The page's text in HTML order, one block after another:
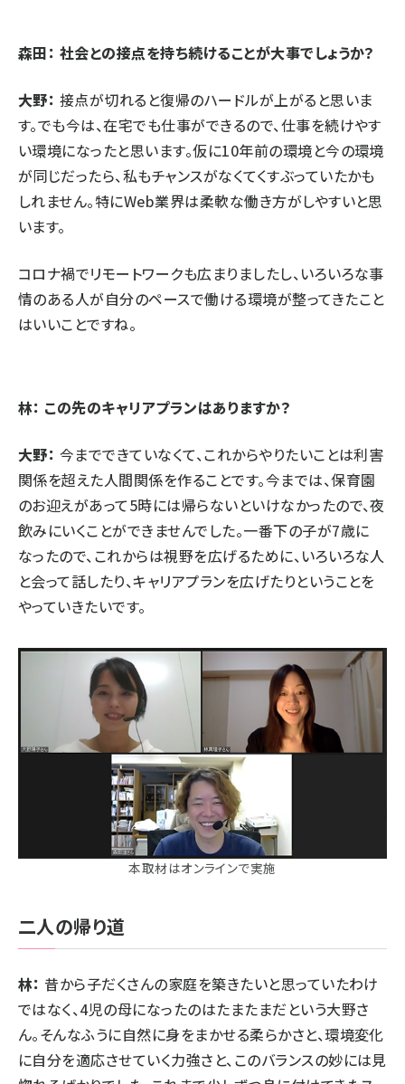
森田： 社会との接点を持ち続けることが大事でしょうか？
大野： 接点が切れると復帰のハードルが上がると思いま
す。でも今は、在宅でも仕事ができるので、仕事を続けやす
い環境になったと思います。仮に10年前の環境と今の環境
が同じだったら、私もチャンスがなくてくすぶっていたかも
しれません。特にWeb業界は柔軟な働き方がしやすいと思
います。
コロナ禍でリモートワークも広まりましたし、いろいろな事
情のある人が自分のペースで働ける環境が整ってきたこと
はいいことですね。
林： この先のキャリアプランはありますか？
大野： 今までできていなくて、これからやりたいことは利害
関係を超えた人間関係を作ることです。今までは、保育園
のお迎えがあって5時には帰らないといけなかったので、夜
飲みにいくことができませんでした。一番下の子が7歳に
なったので、これからは視野を広げるために、いろいろな人
と会って話したり、キャリアプランを広げたりということを
やっていきたいです。
本取材はオンラインで実施
二人の帰り道
林： 昔から子だくさんの家庭を築きたいと思っていたわけ
ではなく、4児の母になったのはたまたまだという大野さ
ん。そんなふうに自然に身をまかせる柔らかさと、環境変化
に自分を適応させていく力強さと、このバランスの妙には見